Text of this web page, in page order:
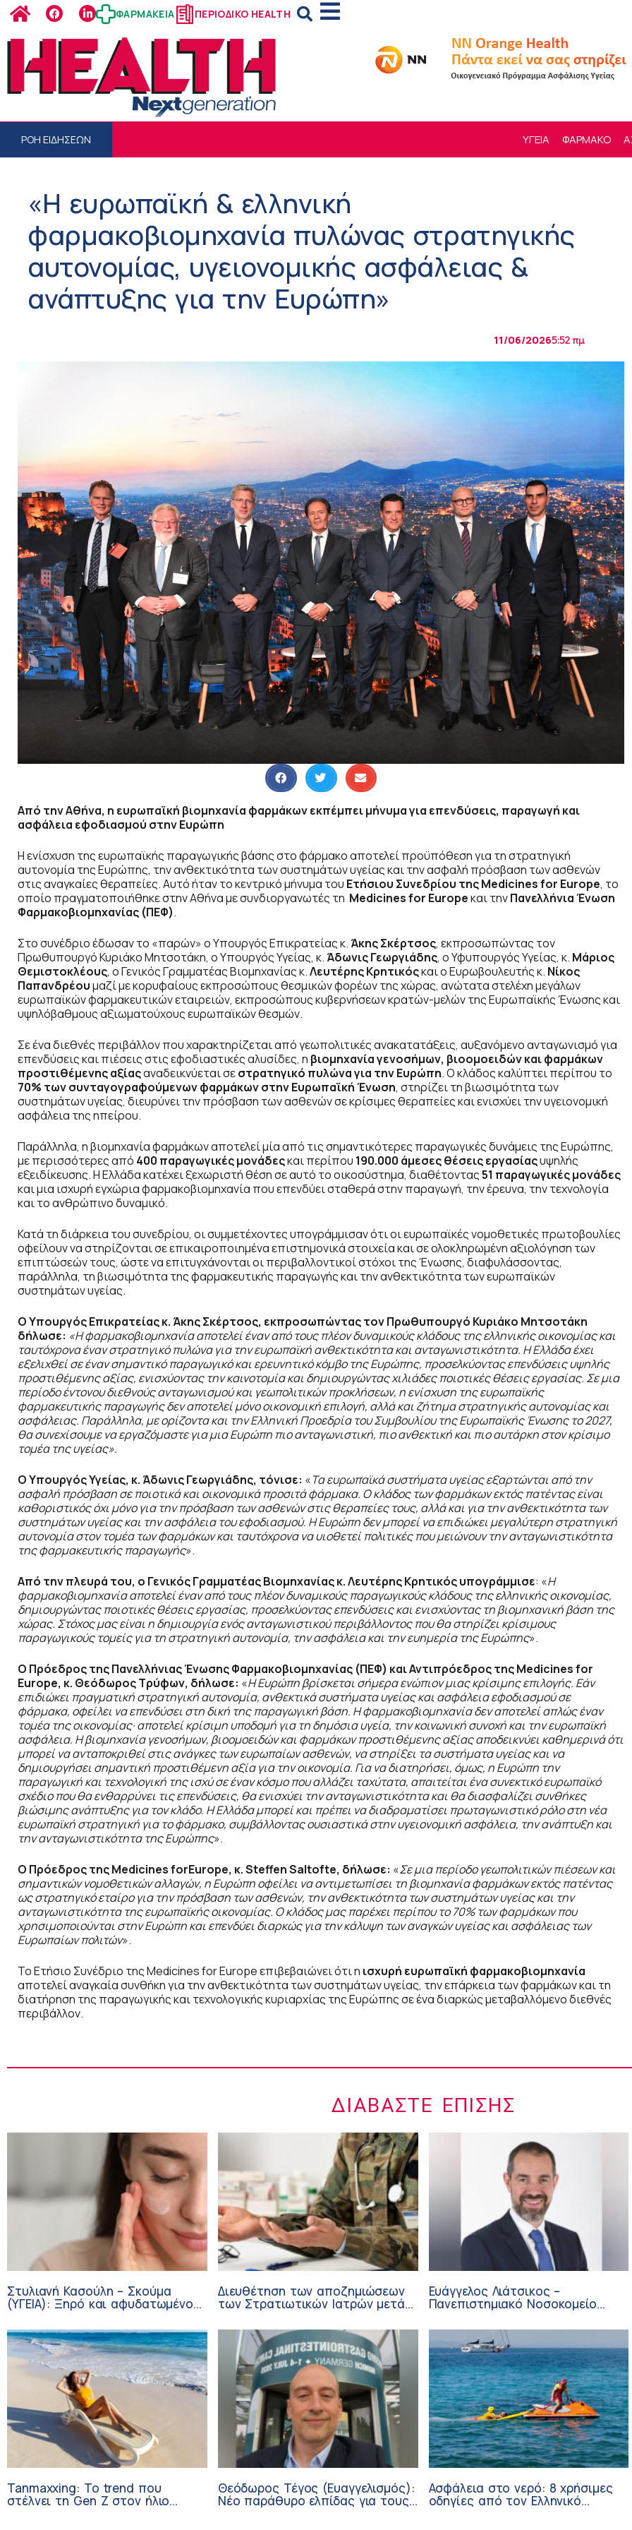
ΦΑΡΜΑΚΕΙΑ ΠΕΡΙΟΔΙΚΟ HEALTH
ΡΟΗ ΕΙΔΗΣΕΩΝ ΥΓΕΙΑ ΦΑΡΜΑΚΟ
«Η ευρωπαϊκή & ελληνική
φαρμακοβιομηχανία πυλώνας στρατηγικής
αυτονομίας, υγειονομικής ασφάλειας &
ανάπτυξης για την Ευρώπη»
11/06/20265:52 πμ
Από την Αθήνα, η ευρωπαϊκή βιομηχανία φαρμάκων εκπέμπει μήνυμα για επενδύσεις, παραγωγή και
ασφάλεια εφοδιασμού στην Ευρώπη
Η ενίσχυση της ευρωπαϊκής παραγωγικής βάσης στο φάρμακο αποτελεί προϋπόθεση για τη στρατηγική
αυτονομία της Ευρώπης, την ανθεκτικότητα των συστημάτων υγείας και την ασφαλή πρόσβαση των ασθενών
στις αναγκαίες θεραπείες. Αυτό ήταν το κεντρικό μήνυμα του Ετήσιου Συνεδρίου της Medicines for Europe, το
οποίο πραγματοποιήθηκε στην Αθήνα με συνδιοργανωτές τη Medicines for Europeκαι τηνΠανελλήνια Ένωση
Φαρμακοβιομηχανίας (ΠΕΦ).
Στο συνέδριο έδωσαν το «παρών» ο Υπουργός Επικρατείας κ. Άκης Σκέρτσος, εκπροσωπώντας τον
Πρωθυπουργό Κυριάκο Μητσοτάκη, ο Υπουργός Υγείας, κ. Άδωνις Γεωργιάδης, ο Υφυπουργός Υγείας, κ. Μάριος
Θεμιστοκλέους, ο Γενικός Γραμματέας Βιομηχανίας κ.Λευτέρης Κρητικόςκαι ο Ευρωβουλευτής κ. Νίκος
Παπανδρέουμαζί με κορυφαίους εκπροσώπους θεσμικών φορέων της χώρας, ανώτατα στελέχη μεγάλων
ευρωπαϊκών φαρμακευτικών εταιρειών, εκπροσώπους κυβερνήσεων κρατών-μελών της Ευρωπαϊκής Ένωσης και
υψηλόβαθμους αξιωματούχους ευρωπαϊκών θεσμών.
Σε ένα διεθνές περιβάλλον που χαρακτηρίζεται από γεωπολιτικές ανακατατάξεις, αυξανόμενο ανταγωνισμό για
επενδύσεις και πιέσεις στις εφοδιαστικές αλυσίδες, η βιομηχανία γενοσήμων, βιοομοειδών και φαρμάκων
προστιθέμενης αξίαςαναδεικνύεται σεστρατηγικό πυλώνα για την Ευρώπη. Ο κλάδος καλύπτει περίπου το
70% των συνταγογραφούμενων φαρμάκων στην Ευρωπαϊκή Ένωση, στηρίζει τη βιωσιμότητα των
συστημάτων υγείας, διευρύνει την πρόσβαση των ασθενών σε κρίσιμες θεραπείες και ενισχύει την υγειονομική
ασφάλεια της ηπείρου.
Παράλληλα, η βιομηχανία φαρμάκων αποτελεί μία από τις σημαντικότερες παραγωγικές δυνάμεις της Ευρώπης,
με περισσότερες από 400 παραγωγικές μονάδεςκαι περίπου 190.000 άμεσες θέσεις εργασίαςυψηλής
εξειδίκευσης. Η Ελλάδα κατέχει ξεχωριστή θέση σε αυτό το οικοσύστημα, διαθέτοντας51 παραγωγικές μονάδες
και μια ισχυρή εγχώρια φαρμακοβιομηχανία που επενδύει σταθερά στην παραγωγή, την έρευνα, την τεχνολογία
και το ανθρώπινο δυναμικό.
Κατά τη διάρκεια του συνεδρίου, οι συμμετέχοντες υπογράμμισαν ότι οι ευρωπαϊκές νομοθετικές πρωτοβουλίες
οφείλουν να στηρίζονται σε επικαιροποιημένα επιστημονικά στοιχεία και σε ολοκληρωμένη αξιολόγηση των
επιπτώσεών τους, ώστε να επιτυγχάνονται οι περιβαλλοντικοί στόχοι της Ένωσης, διαφυλάσσοντας,
παράλληλα, τη βιωσιμότητα της φαρμακευτικής παραγωγής και την ανθεκτικότητα των ευρωπαϊκών
συστημάτων υγείας.
Ο Υπουργός Επικρατείας κ. Άκης Σκέρτσος, εκπροσωπώντας τον Πρωθυπουργό Κυριάκο Μητσοτάκη
δήλωσε: «Η φαρμακοβιομηχανία αποτελεί έναν από τους πλέον δυναμικούς κλάδους της ελληνικής οικονομίας και
ταυτόχρονα έναν στρατηγικό πυλώνα για την ευρωπαϊκή ανθεκτικότητα και ανταγωνιστικότητα. Η Ελλάδα έχει
εξελιχθεί σε έναν σημαντικό παραγωγικό και ερευνητικό κόμβο της Ευρώπης, προσελκύοντας επενδύσεις υψηλής
προστιθέμενης αξίας, ενισχύοντας την καινοτομία και δημιουργώντας χιλιάδες ποιοτικές θέσεις εργασίας. Σε μια
περίοδο έντονου διεθνούς ανταγωνισμού και γεωπολιτικών προκλήσεων, η ενίσχυση της ευρωπαϊκής
φαρμακευτικής παραγωγής δεν αποτελεί μόνο οικονομική επιλογή, αλλά και ζήτημα στρατηγικής αυτονομίας και
ασφάλειας. Παράλληλα, με ορίζοντα και την Ελληνική Προεδρία του Συμβουλίου της Ευρωπαϊκής Ένωσης το 2027,
θα συνεχίσουμε να εργαζόμαστε για μια Ευρώπη πιο ανταγωνιστική, πιο ανθεκτική και πιο αυτάρκη στον κρίσιμο
τομέα της υγείας».
Ο Υπουργός Υγείας, κ. Άδωνις Γεωργιάδης, τόνισε: «Τα ευρωπαϊκά συστήματα υγείας εξαρτώνται από την
ασφαλή πρόσβαση σε ποιοτικά και οικονομικά προσιτά φάρμακα. Ο κλάδος των φαρμάκων εκτός πατέντας είναι
καθοριστικός όχι μόνο για την πρόσβαση των ασθενών στις θεραπείες τους, αλλά και για την ανθεκτικότητα των
συστημάτων υγείας και την ασφάλεια του εφοδιασμού. Η Ευρώπη δεν μπορεί να επιδιώκει μεγαλύτερη στρατηγική
αυτονομία στον τομέα των φαρμάκων και ταυτόχρονα να υιοθετεί πολιτικές που μειώνουν την ανταγωνιστικότητα
της φαρμακευτικής παραγωγής».
Από την πλευρά του, ο Γενικός Γραμματέας Βιομηχανίας κ. Λευτέρης Κρητικός υπογράμμισε: «Η
φαρμακοβιομηχανία αποτελεί έναν από τους πλέον δυναμικούς παραγωγικούς κλάδους της ελληνικής οικονομίας,
δημιουργώντας ποιοτικές θέσεις εργασίας, προσελκύοντας επενδύσεις και ενισχύοντας τη βιομηχανική βάση της
χώρας. Στόχος μας είναι η δημιουργία ενός ανταγωνιστικού περιβάλλοντος που θα στηρίζει κρίσιμους
παραγωγικούς τομείς για τη στρατηγική αυτονομία, την ασφάλεια και την ευημερία της Ευρώπης».
Ο Πρόεδρος της Πανελλήνιας Ένωσης Φαρμακοβιομηχανίας (ΠΕΦ) και Αντιπρόεδρος της Medicines for
Europe, κ. Θεόδωρος Τρύφων, δήλωσε: «Η Ευρώπη βρίσκεται σήμερα ενώπιον μιας κρίσιμης επιλογής. Εάν
επιδιώκει πραγματική στρατηγική αυτονομία, ανθεκτικά συστήματα υγείας και ασφάλεια εφοδιασμού σε
φάρμακα, οφείλει να επενδύσει στη δική της παραγωγική βάση. Η φαρμακοβιομηχανία δεν αποτελεί απλώς έναν
τομέα της οικονομίας· αποτελεί κρίσιμη υποδομή για τη δημόσια υγεία, την κοινωνική συνοχή και την ευρωπαϊκή
ασφάλεια. Η βιομηχανία γενοσήμων, βιοομοειδών και φαρμάκων προστιθέμενης αξίας αποδεικνύει καθημερινά ότι
μπορείνα ανταποκριθεί στις ανάγκες των ευρωπαίων ασθενών, να στηρίξει τα συστήματα υγείας και να
δημιουργήσει σημαντική προστιθέμενη αξία για την οικονομία. Για να διατηρήσει, όμως, η Ευρώπη την
παραγωγική και τεχνολογική της ισχύ σε έναν κόσμο που αλλάζει ταχύτατα, απαιτείται ένα συνεκτικό ευρωπαϊκό
σχέδιο που θα ενθαρρύνει τις επενδύσεις, θα ενισχύει την ανταγωνιστικότητα και θα διασφαλίζει συνθήκες
βιώσιμηςανάπτυξης για τον κλάδο. Η Ελλάδα μπορεί και πρέπει να διαδραματίσει πρωταγωνιστικό ρόλο στη νέα
ευρωπαϊκή στρατηγική για το φάρμακο, συμβάλλοντας ουσιαστικά στην υγειονομική ασφάλεια, την ανάπτυξη και
την ανταγωνιστικότητα της Ευρώπης».
Ο Πρόεδρος τηςMedicines forEurope, κ.Steffen Saltofte, δήλωσε: «Σε μια περίοδο γεωπολιτικών πιέσεων και
σημαντικών νομοθετικών αλλαγών, η Ευρώπη οφείλει να αντιμετωπίσει τη βιομηχανία φαρμάκων εκτός πατέντας
ως στρατηγικό εταίρο για την πρόσβαση των ασθενών, την ανθεκτικότητα των συστημάτων υγείας και την
ανταγωνιστικότητα της ευρωπαϊκής οικονομίας. Ο κλάδος μας παρέχει περίπου το 70% των φαρμάκων που
χρησιμοποιούνται στην Ευρώπη και επενδύει διαρκώς για την κάλυψη των αναγκών υγείας και ασφάλειας των
Ευρωπαίων πολιτών».
Το Ετήσιο Συνέδριο της Medicines for Europe επιβεβαιώνει ότι η ισχυρή ευρωπαϊκή φαρμακοβιομηχανία
αποτελεί αναγκαία συνθήκη για την ανθεκτικότητα των συστημάτων υγείας, την επάρκεια των φαρμάκων και τη
διατήρηση της παραγωγικής και τεχνολογικής κυριαρχίας της Ευρώπης σε ένα διαρκώς μεταβαλλόμενο διεθνές
περιβάλλον.
ΔΙΑΒΆΣΤΕ ΕΠΊΣΗΣ
Στυλιανή Κασούλη – Σκούμα
(ΥΓΕΙΑ): Ξηρό και αφυδατωμένο
Διευθέτηση των αποζημιώσεων
των Στρατιωτικών Ιατρών μετά
Ευάγγελος Λιάτσικος –
Πανεπιστημιακό Νοσοκομείο
Tanmaxxing: To trend που
στέλνει τη Gen Z στον ήλιο
Θεόδωρος Τέγος (Ευαγγελισμός):
Νέο παράθυρο ελπίδας για τους
Ασφάλεια στο νερό: 8 χρήσιμες
οδηγίες από τον Ελληνικό